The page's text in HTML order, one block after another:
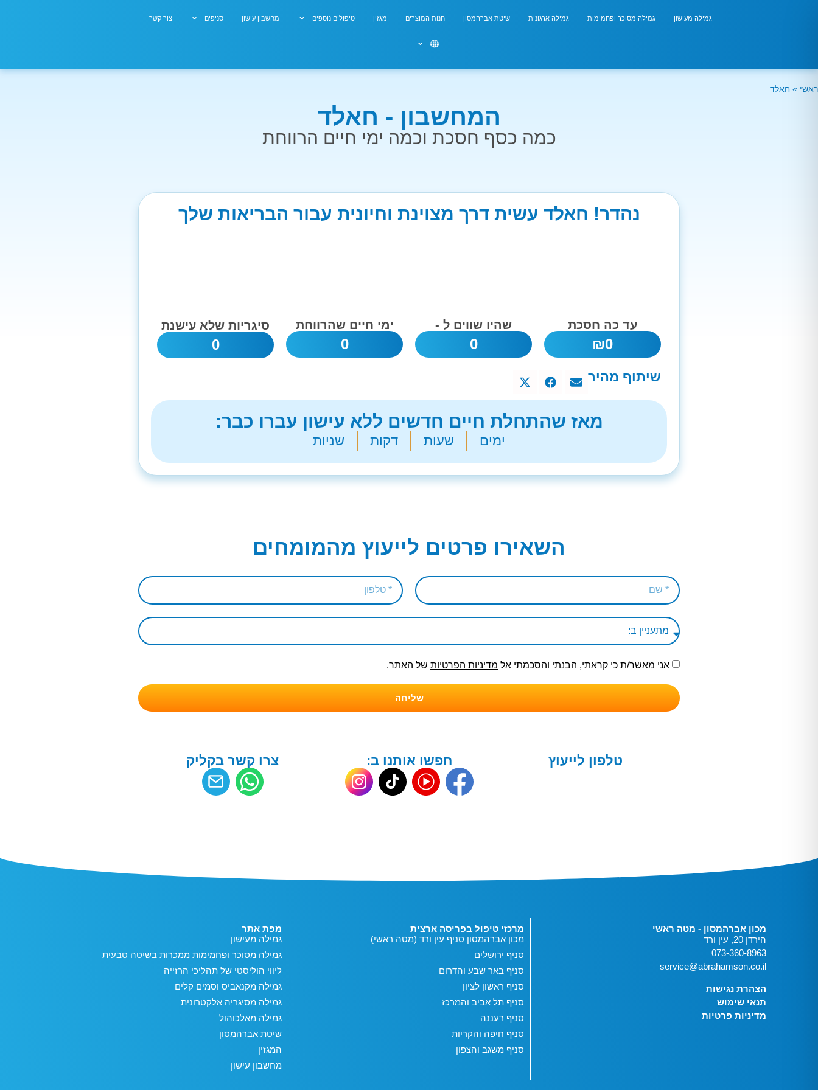
גמילה מעישון גמילה מסוכר ופחמימות גמילה ארגונית שיטת אברהמסון חנות המוצרים מגזין טיפולים נוספים מחשבון עישון סניפים צור קשר
ראשי » חאלד
המחשבון - חאלד
כמה כסף חסכת וכמה ימי חיים הרווחת
נהדר! חאלד עשית דרך מצוינת וחיונית עבור הבריאות שלך
עד כה חסכת
0
₪
שהיו שווים ל -
0
ימי חיים שהרווחת
0
סיגריות שלא עישנת
0
שיתוף מהיר
מאז שהתחלת חיים חדשים ללא עישון עברו כבר:
ימים שעות דקות שניות
השאירו פרטים לייעוץ מהמומחים
אני מאשר/ת כי קראתי, הבנתי והסכמתי אל מדיניות הפרטיות של האתר.
שליחה
טלפון לייעוץ חפשו אותנו ב: צרו קשר בקליק
מכון אברהמסון - מטה ראשי
הירדן 20, עין ורד
073-360-8963
service@abrahamson.co.il
הצהרת נגישות
תנאי שימוש
מדיניות פרטיות
מרכזי טיפול בפריסה ארצית
מכון אברהמסון סניף עין ורד (מטה ראשי)
סניף ירושלים
סניף באר שבע והדרום
סניף ראשון לציון
סניף תל אביב והמרכז
סניף רעננה
סניף חיפה והקריות
סניף משגב והצפון
מפת אתר
גמילה מעישון
גמילה מסוכר ופחמימות ממכרות בשיטה טבעית
ליווי הוליסטי של תהליכי הרזייה
גמילה מקנאביס וסמים קלים
גמילה מסיגריה אלקטרונית
גמילה מאלכוהול
שיטת אברהמסון
המגזין
מחשבון עישון